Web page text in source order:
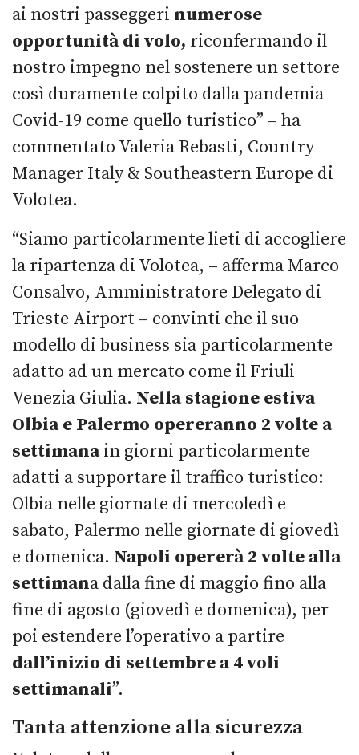
ai nostri passeggeri numerose
opportunità di volo, riconfermando il
nostro impegno nel sostenere un settore
così duramente colpito dalla pandemia
Covid-19 come quello turistico” – ha
commentato Valeria Rebasti, Country
Manager Italy & Southeastern Europe di
Volotea.
“Siamo particolarmente lieti di accogliere
la ripartenza di Volotea, – afferma Marco
Consalvo, Amministratore Delegato di
Trieste Airport – convinti che il suo
modello di business sia particolarmente
adatto ad un mercato come il Friuli
Venezia Giulia. Nella stagione estiva
Olbia e Palermo opereranno 2 volte a
settimanain giorni particolarmente
adatti a supportare il traffico turistico:
Olbia nelle giornate di mercoledì e
sabato, Palermo nelle giornate di giovedì
e domenica. Napoli opererà 2 volte alla
settimana dalla fine di maggio fino alla
fine di agosto (giovedì e domenica), per
poi estendere l’operativo a partire
dall’inizio di settembre a 4 voli
settimanali”.
Tanta attenzione alla sicurezza